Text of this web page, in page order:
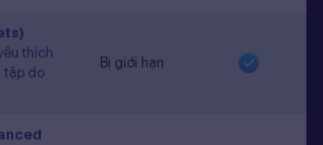
thích
tập do
Bị giới hạn